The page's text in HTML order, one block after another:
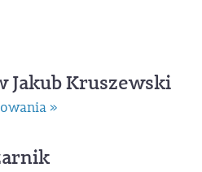
Jakub Kruszewski
»